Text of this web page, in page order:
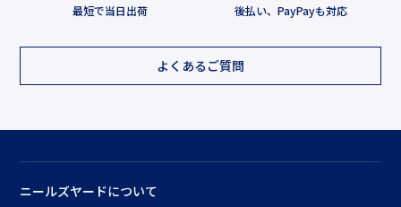
最短で当日出荷
後払い、PayPayも対応
よくあるご質問
ニールズヤードについて